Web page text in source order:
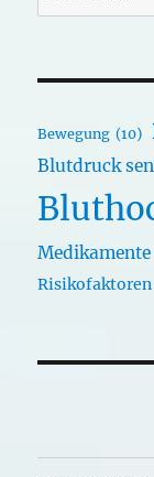
nach:
Bewegung (10)
Blutdruck
Medikamente
Risikofaktoren